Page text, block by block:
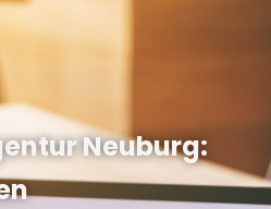
Neuburg: